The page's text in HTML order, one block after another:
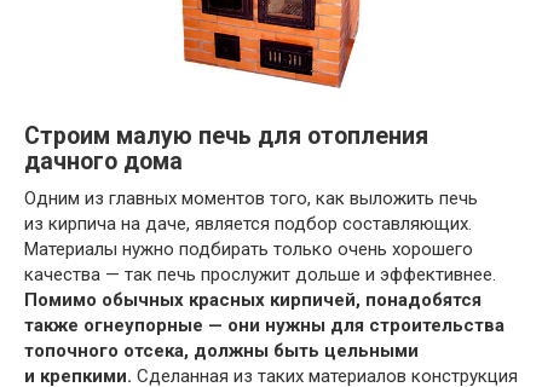
Строим малую печь для отопления
дачного дома
Одним из главных моментов того, как выложить печь
из кирпича на даче, является подбор составляющих.
Материалы нужно подбирать только очень хорошего
качества — так печь прослужит дольше и эффективнее.
Помимо обычных красных кирпичей, понадобятся
также огнеупорные — они нужны для строительства
топочного отсека, должны быть цельными
и крепкими. Сделанная из таких материалов конструкция